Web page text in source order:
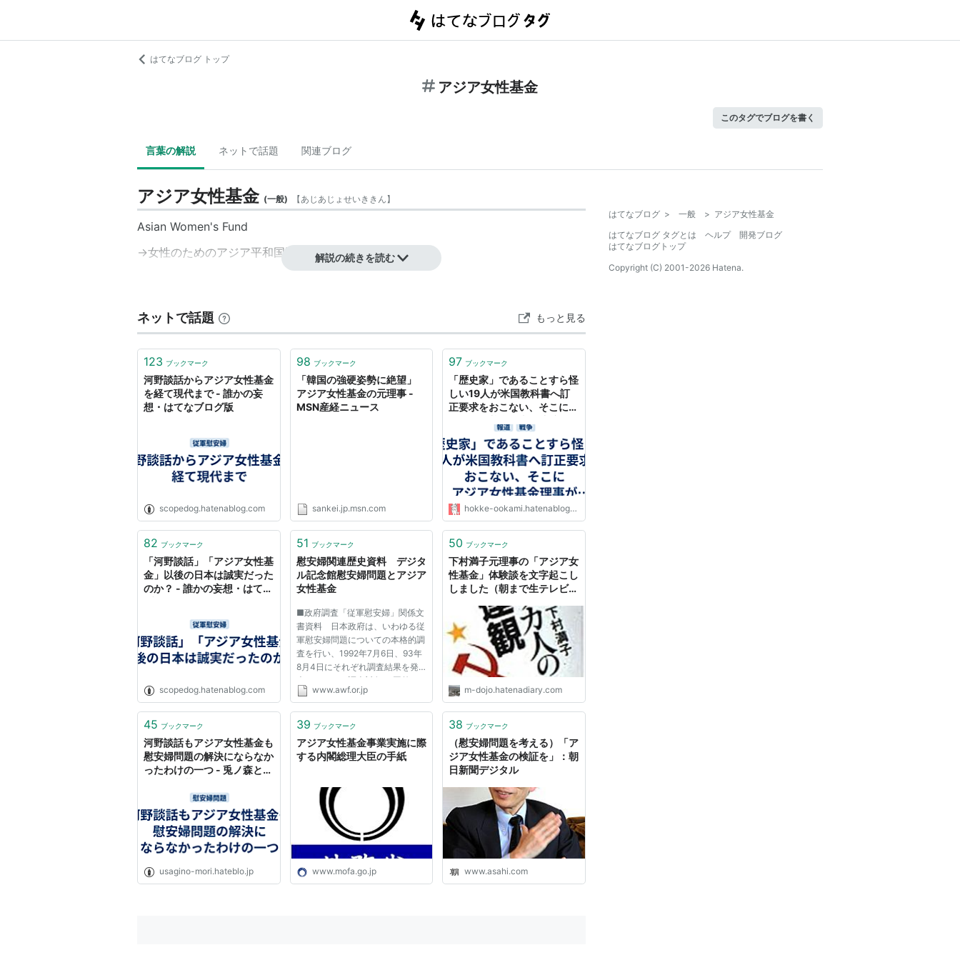
はてなブログ トップ
アジア女性基金
このタグでブログを書く
言葉の解説 ネットで話題 関連ブログ
アジア女性基金 (一般) 【あじあじょせいききん】
Asian Women's Fund
→女性のためのアジア平和国民基金解説の続きを読む
ネットで話題 もっと見る
123 ブックマーク
河野談話からアジア女性基金
を経て現代まで - 誰かの妄
想・はてなブログ版
scopedog.hatenablog.com
98 ブックマーク
「韓国の強硬姿勢に絶望」
アジア女性基金の元理事 -
MSN産経ニュース
sankei.jp.msn.com
97 ブックマーク
「歴史家」であることすら怪
しい19人が米国教科書へ訂
正要求をおこない、そこにア
いる問題について - 法華狼の
日記
hokke-ookami.hatenablog.com
82 ブックマーク
「河野談話」「アジア女性基
金」以後の日本は誠実だった
のか？ - 誰かの妄想・はてな
scopedog.hatenablog.com
51 ブックマーク
慰安婦関連歴史資料 デジタ
ル記念館慰安婦問題とアジア
女性基金
■政府調査「従軍慰安婦」関係文
書資料 日本政府は、いわゆる従
軍慰安婦問題についての本格的調
査を行い、1992年7月6日、93年
8月4日にそれぞれ調査結果を発
表しました。調査対象 は国外に
広げられました。その後の発見を
などから260件をこえる資料が発
見され、公表されま した。基金
では...
www.awf.or.jp
50 ブックマーク
下村満子元理事の「アジア女
性基金」体験談を文字起こし
しました（朝まで生テレビ）
QUIET & COLORFUL
PLACE-
m-dojo.hatenadiary.com
45 ブックマーク
河野談話もアジア女性基金も
慰安婦問題の解決にならなか
ったわけの一つ - 兎ノ森とツ
Mori’s Diary
usagino-mori.hateblo.jp
39 ブックマーク
アジア女性基金事業実施に際
する内閣総理大臣の手紙
www.mofa.go.jp
38 ブックマーク
（慰安婦問題を考える）「ア
ジア女性基金の検証を」：朝
日新聞デジタル
www.asahi.com
はてなブログ > 一般 > アジア女性基金
はてなブログ タグとは
ヘルプ
開発ブログ
はてなブログトップ
Copyright (C) 2001-2026 Hatena.